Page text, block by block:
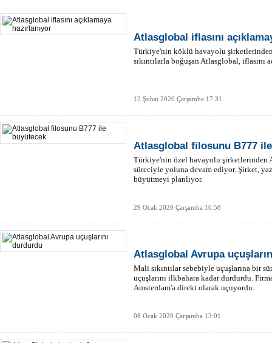
Atlasglobal iflasını
Türkiye'nin köklü havayolu
sıkıntılarla boğuşan Atlasglobal, iflasını
12 Şubat 2020 Çarşamba 17:31
Atlasglobal filosunu B777
Türkiye'nin özel havayolu şirketlerinden
süreciyle yoluna devam ediyor. Şirket,
büyütmeyi planlıyor.
29 Ocak 2020 Çarşamba 16:58
Atlasglobal Avrupa
Mali sıkıntılar sebebiyle uçuşlarına bir
uçuşlarını ilkbahara kadar durdurdu.
Amsterdam'a direkt olarak uçuyordu.
08 Ocak 2020 Çarşamba 13:01